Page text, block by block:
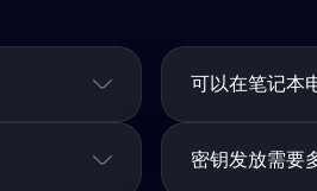
可以在笔记本
密钥发放需要